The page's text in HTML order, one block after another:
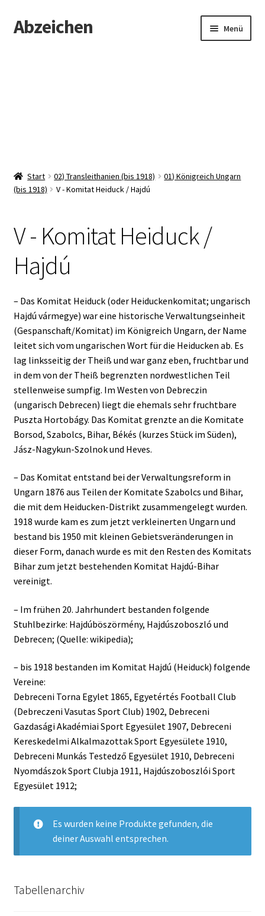
Zur
Navigation
Zum
Inhalt
Abzeichen Menü
Start 02) Transleithanien (bis 1918)
01) Königreich Ungarn
(bis 1918)
V - Komitat Heiduck / Hajdú
V - Komitat Heiduck /
Hajdú
– Das Komitat Heiduck (oder Heiduckenkomitat; ungarisch
Hajdú vármegye) war eine historische Verwaltungseinheit
(Gespanschaft/Komitat) im Königreich Ungarn, der Name
leitet sich vom ungarischen Wort für die Heiducken ab. Es
lag linksseitig der Theiß und war ganz eben, fruchtbar und
in dem von der Theiß begrenzten nordwestlichen Teil
stellenweise sumpfig. Im Westen von Debreczin
(ungarisch Debrecen) liegt die ehemals sehr fruchtbare
Puszta Hortobágy. Das Komitat grenzte an die Komitate
Borsod, Szabolcs, Bihar, Békés (kurzes Stück im Süden),
Jász-Nagykun-Szolnok und Heves.
– Das Komitat entstand bei der Verwaltungsreform in
Ungarn 1876 aus Teilen der Komitate Szabolcs und Bihar,
die mit dem Heiducken-Distrikt zusammengelegt wurden.
1918 wurde kam es zum jetzt verkleinerten Ungarn und
bestand bis 1950 mit kleinen Gebietsveränderungen in
dieser Form, danach wurde es mit den Resten des Komitats
Bihar zum jetzt bestehenden Komitat Hajdú-Bihar
vereinigt.
– Im frühen 20. Jahrhundert bestanden folgende
Stuhlbezirke: Hajdúböszörmény, Hajdúszoboszló und
Debrecen; (Quelle: wikipedia);
– bis 1918 bestanden im Komitat Hajdú (Heiduck) folgende
Vereine:
Debreceni Torna Egylet 1865, Egyetértés Football Club
(Debreczeni Vasutas Sport Club) 1902, Debreceni
Gazdasági Akadémiai Sport Egyesület 1907, Debreceni
Kereskedelmi Alkalmazottak Sport Egyesülete 1910,
Debreceni Munkás Testedző Egyesület 1910, Debreceni
Nyomdászok Sport Clubja 1911, Hajdúszoboszlói Sport
Egyesület 1912;
Es wurden keine Produkte gefunden, die
deiner Auswahl entsprechen.
Tabellenarchiv